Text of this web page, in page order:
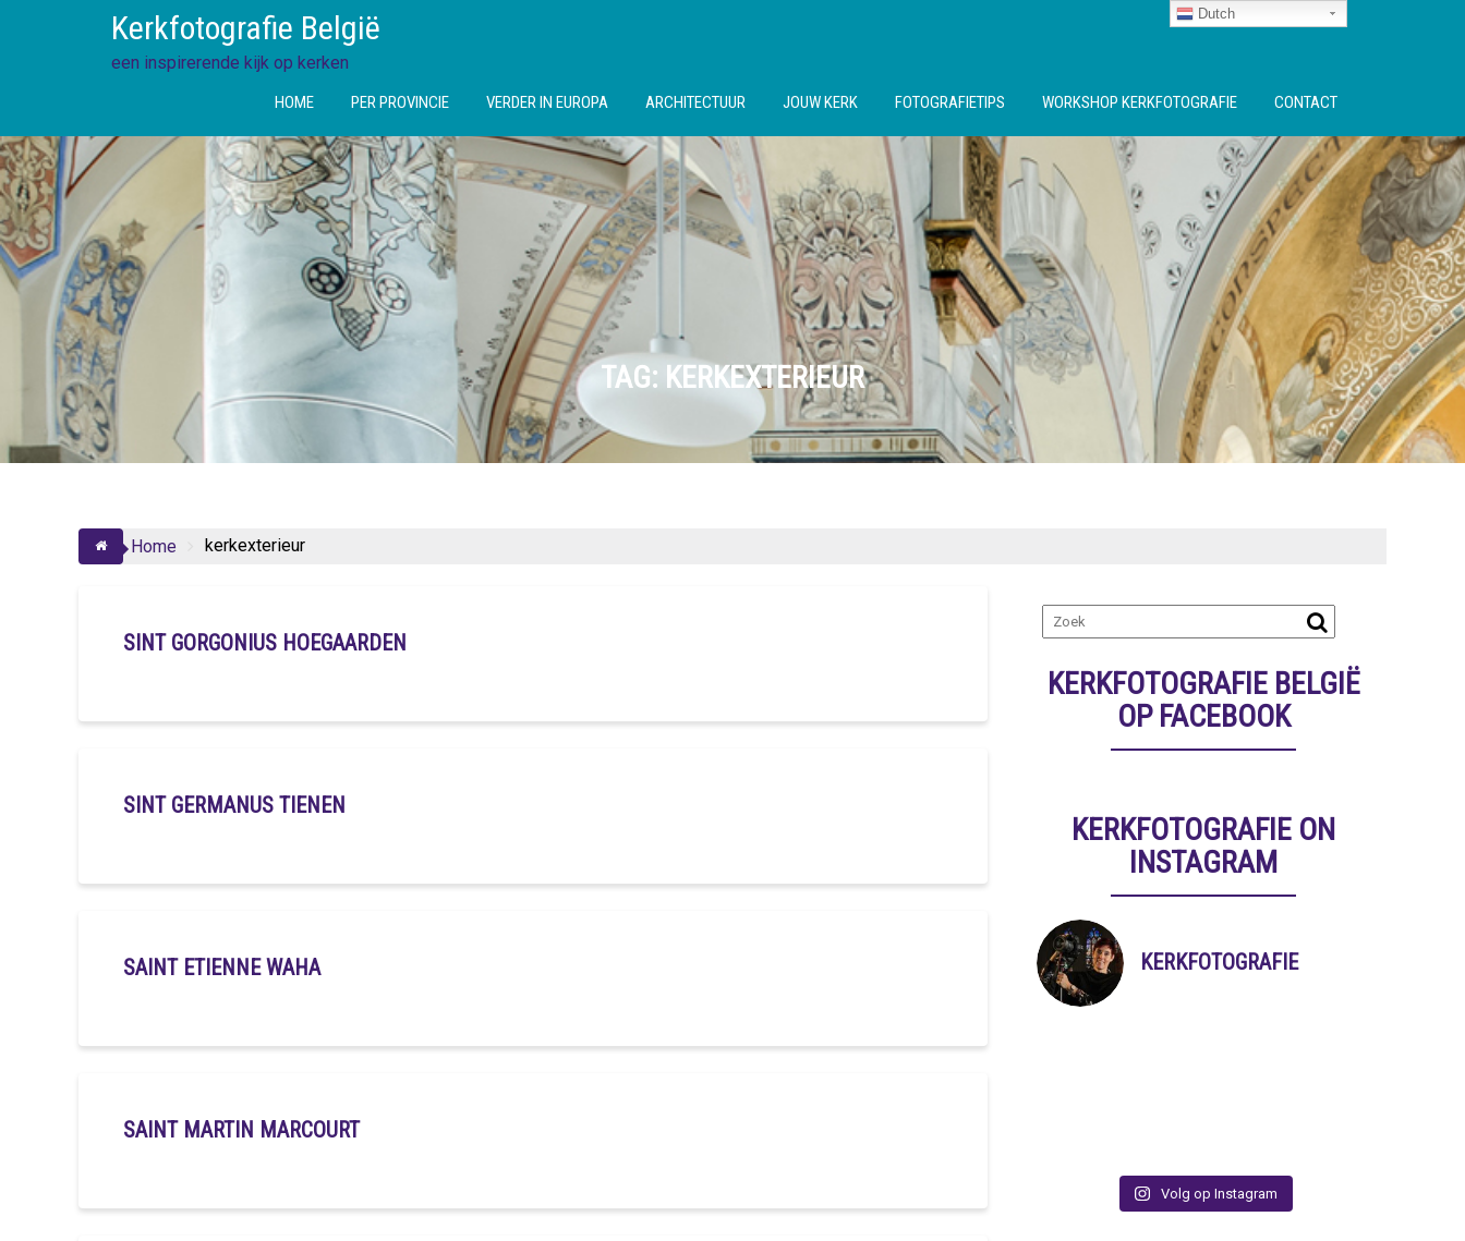
Kerkfotografie België
een inspirerende kijk op kerken
HOME PER PROVINCIE VERDER IN EUROPA ARCHITECTUUR JOUW KERK FOTOGRAFIETIPS WORKSHOP KERKFOTOGRAFIE CONTACT
TAG: KERKEXTERIEUR
Home kerkexterieur
SINT GORGONIUS HOEGAARDEN
SINT GERMANUS TIENEN
SAINT ETIENNE WAHA
SAINT MARTIN MARCOURT
KERKFOTOGRAFIE BELGIË
OP FACEBOOK
KERKFOTOGRAFIE ON
INSTAGRAM
KERKFOTOGRAFIE
Volg op Instagram
Dutch